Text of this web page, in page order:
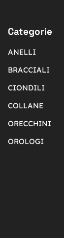
Categorie
ANELLI
BRACCIALI
CIONDILI
COLLANE
ORECCHINI
OROLOGI